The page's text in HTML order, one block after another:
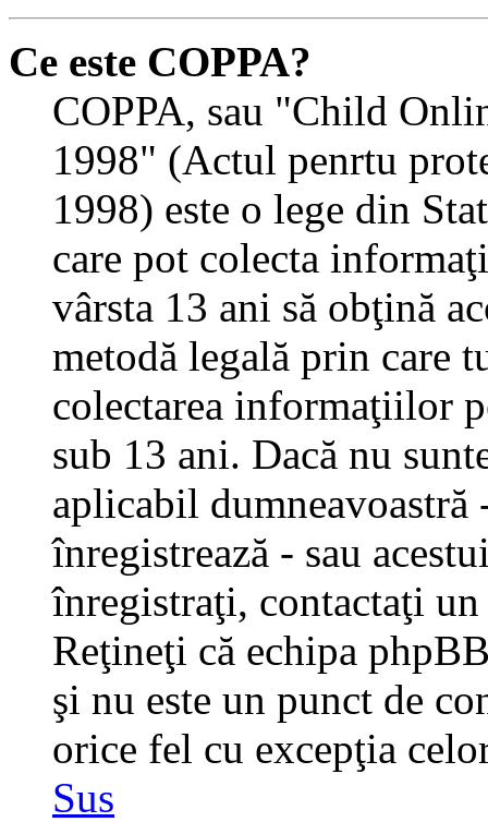
Ce este COPPA?
COPPA, sau "Child
1998" (Actul penrtu
1998) este o lege din
care pot colecta
vârsta 13 ani să obţină
metodă legală prin care
colectarea informaţiilor
sub 13 ani. Dacă nu
aplicabil dumneavoastră
înregistrează - sau
înregistraţi, contactaţi
Reţineţi că echipa
şi nu este un punct de
orice fel cu excepţia
Sus